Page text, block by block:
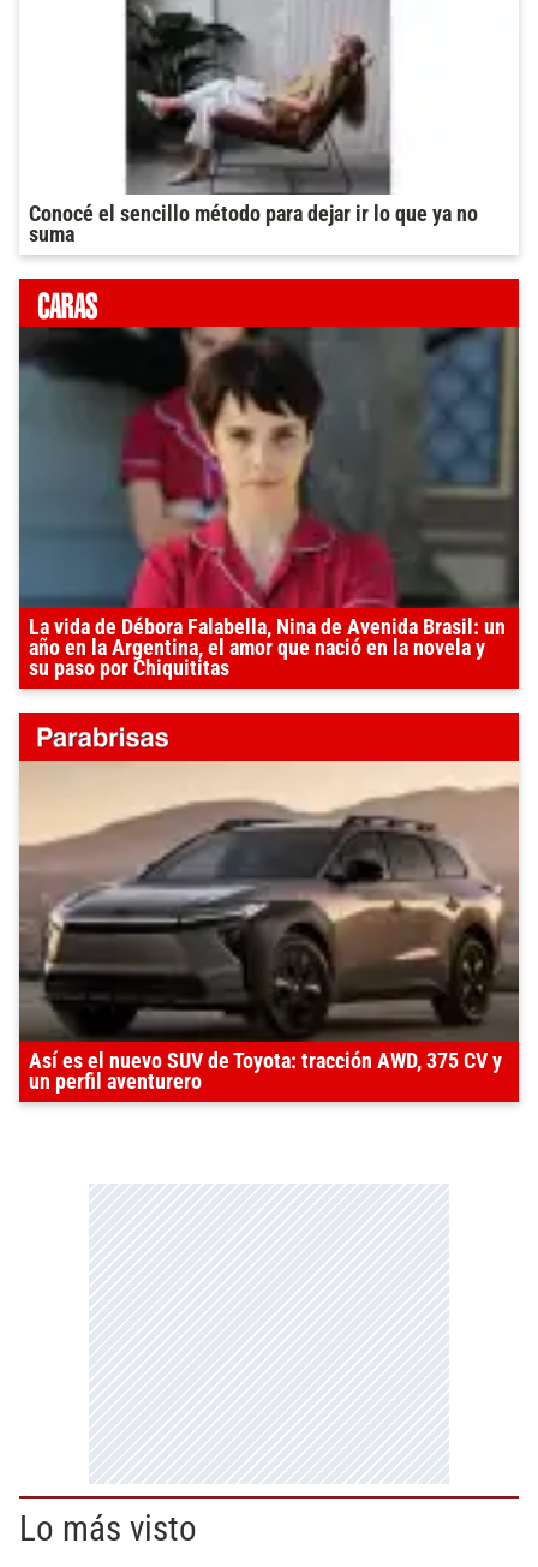
Conocé el sencillo método para dejar ir lo que ya no
suma
La vida de Débora Falabella, Nina de Avenida Brasil: un
año en la Argentina, el amor que nació en la novela y
su paso por Chiquititas
Así es el nuevo SUV de Toyota: tracción AWD, 375 CV y
un perfil aventurero
Lo más visto